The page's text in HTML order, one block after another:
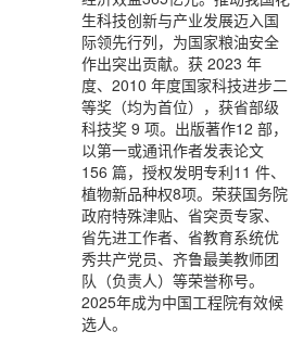
生科技创新与产业发展迈入国
际领先行列，为国家粮油安全
作出突出贡献。获 2023 年
度、2010 年度国家科技进步二
等奖（均为首位），获省部级
科技奖 9 项。出版著作12 部，
以第一或通讯作者发表论文
156 篇，授权发明专利11 件、
植物新品种权8项。荣获国务院
政府特殊津贴、省突贡专家、
省先进工作者、省教育系统优
秀共产党员、齐鲁最美教师团
队（负责人）等荣誉称号。
2025年成为中国工程院有效候
选人。